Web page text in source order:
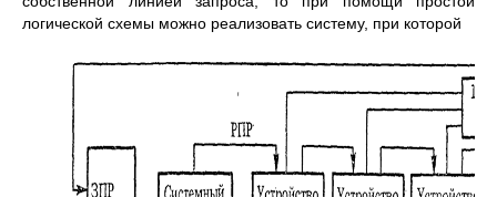
логической схемы можно реализовать систему, при которой